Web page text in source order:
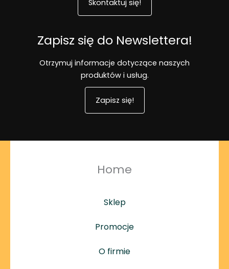
Skontaktuj się!
Zapisz się do Newslettera!
Otrzymuj informacje dotyczące naszych
produktów i usług.
Zapisz się!
Home
Sklep
Promocje
O firmie